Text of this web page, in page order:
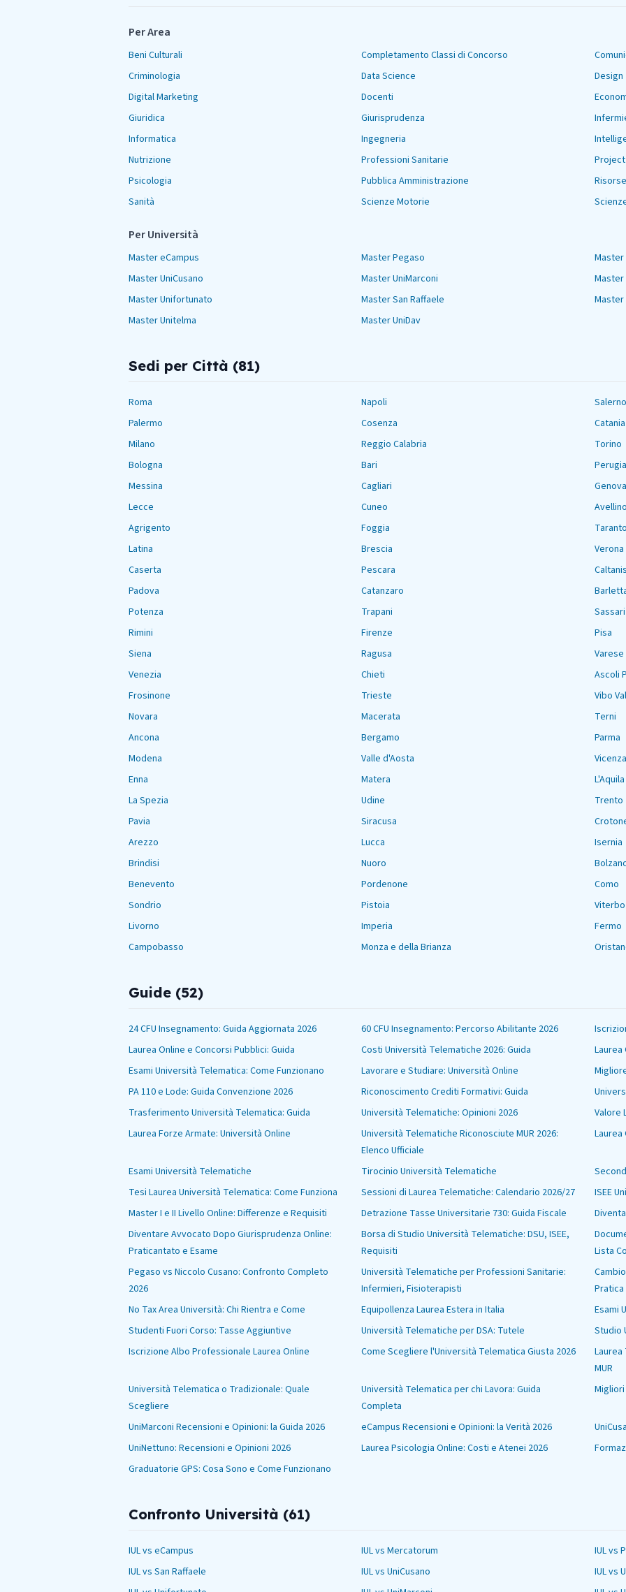
Per Area
Beni Culturali Completamento Classi di Concorso
Criminologia
Data Science
Design
Digital Marketing
Docenti
Giuridica
Giurisprudenza
Informatica
Ingegneria
Nutrizione
Professioni Sanitarie
Psicologia
Pubblica Amministrazione
Sanità
Scienze Motorie
Per Università
Master eCampus Master Pegaso
Master UniCusano
Master UniMarconi
Master
Master Unifortunato
Master San Raffaele
Master
Master Unitelma
Master UniDav
Sedi per Città (81)
Roma Napoli
Salerno
Palermo
Cosenza
Catania
Milano
Reggio Calabria
Torino
Bologna
Bari
Perugia
Messina
Cagliari
Genova
Lecce
Cuneo
Avellino
Agrigento
Foggia
Taranto
Latina
Brescia
Verona
Caserta
Pescara
Padova
Catanzaro
Potenza
Trapani
Sassari
Rimini
Firenze
Pisa
Siena
Ragusa
Varese
Venezia
Chieti
Ascoli
Frosinone
Trieste
Vibo
Novara
Macerata
Terni
Ancona
Bergamo
Parma
Modena
Valle d'Aosta
Vicenza
Enna
Matera
L'Aquila
La Spezia
Udine
Trento
Pavia
Siracusa
Arezzo
Lucca
Isernia
Brindisi
Nuoro
Benevento
Pordenone
Como
Sondrio
Pistoia
Viterbo
Livorno
Imperia
Fermo
Campobasso
Monza e della Brianza
Guide (52)
24 CFU Insegnamento: Guida Aggiornata 2026 60 CFU Insegnamento: Percorso Abilitante 2026
Laurea Online e Concorsi Pubblici: Guida
Costi Università Telematiche 2026: Guida
Esami Università Telematica: Come Funzionano
Lavorare e Studiare: Università Online
PA 110 e Lode: Guida Convenzione 2026
Riconoscimento Crediti Formativi: Guida
Trasferimento Università Telematica: Guida
Università Telematiche: Opinioni 2026
Valore
Laurea Forze Armate: Università Online
Università Telematiche Riconosciute MUR 2026:
Elenco Ufficiale
Laurea
Esami Università Telematiche Tirocinio Università Telematiche
Tesi Laurea Università Telematica: Come Funziona
Sessioni di Laurea Telematiche: Calendario 2026/27
ISEE
Master I e II Livello Online: Differenze e Requisiti
Detrazione Tasse Universitarie 730: Guida Fiscale
Diventare Avvocato Dopo Giurisprudenza Online:
Praticantato e Esame
Borsa di Studio Università Telematiche: DSU, ISEE,
Requisiti
Lista
Pegaso vs Niccolo Cusano: Confronto Completo
2026
Università Telematiche per Professioni Sanitarie:
Infermieri, Fisioterapisti
Pratica
No Tax Area Università: Chi Rientra e Come
Equipollenza Laurea Estera in Italia
Esami
Studenti Fuori Corso: Tasse Aggiuntive
Università Telematiche per DSA: Tutele
Studio
Iscrizione Albo Professionale Laurea Online
Come Scegliere l'Università Telematica Giusta 2026
MUR
Università Telematica o Tradizionale: Quale
Scegliere
Università Telematica per chi Lavora: Guida
Completa
UniMarconi Recensioni e Opinioni: la Guida 2026 eCampus Recensioni e Opinioni: la Verità 2026
UniNettuno: Recensioni e Opinioni 2026
Laurea Psicologia Online: Costi e Atenei 2026
Graduatorie GPS: Cosa Sono e Come Funzionano
Confronto Università (61)
IUL vs eCampus IUL vs Mercatorum
IUL vs
IUL vs San Raffaele
IUL vs UniCusano
IUL vs